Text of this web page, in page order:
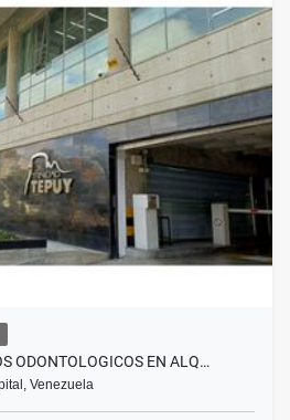
ODONTOLOGICOS EN ALQ…
Venezuela